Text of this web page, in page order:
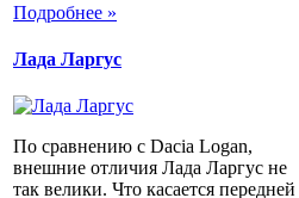
Подробнее »
Лада Ларгус
По сравнению с Dacia Logan,
внешние отличия Лада Ларгус не
так велики. Что касается передней